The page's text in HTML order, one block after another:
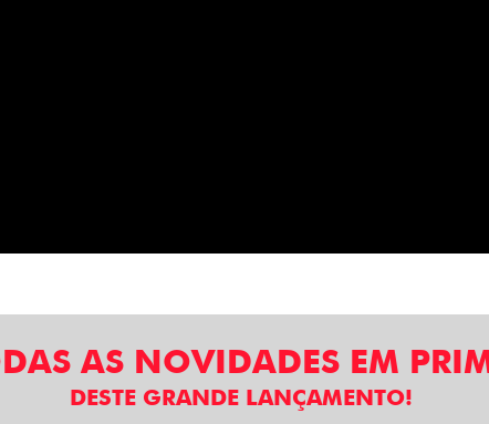
AS NOVIDADES EM
DESTE GRANDE LANÇAMENTO!